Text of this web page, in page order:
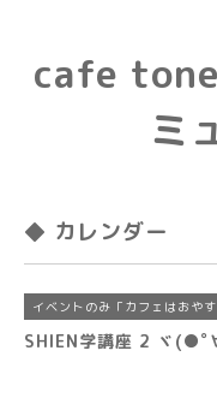
cafe
ミ
◆ カレンダー
イベントのみ「カフェはおや
SHIEN学講座 2 ヾ(●